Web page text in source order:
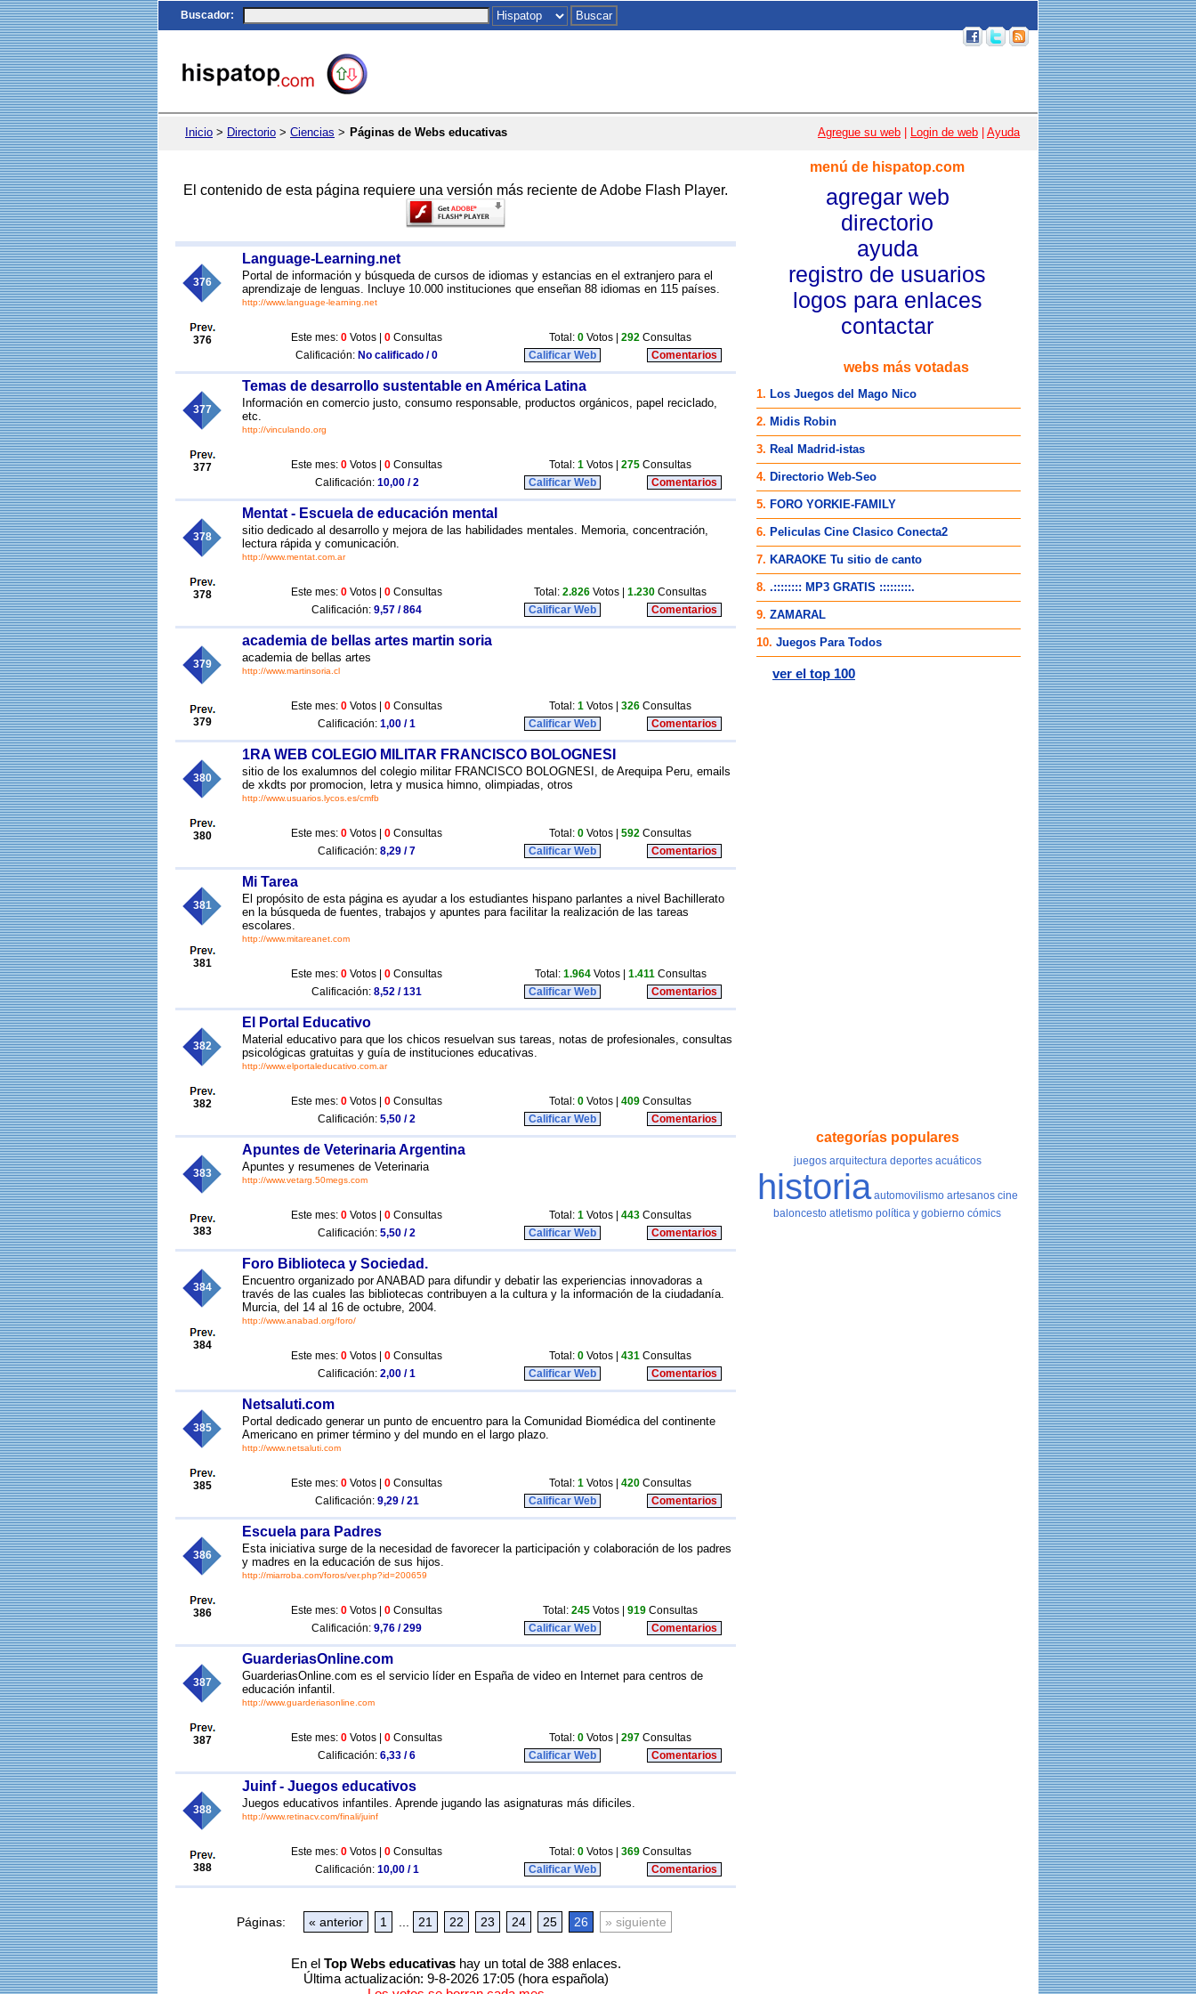
Buscador:
Inicio > Directorio > Ciencias > Páginas de Webs educativas Agregue su web Login de web Ayuda
El contenido de esta página requiere una versión más reciente de Adobe Flash Player.
376
376
Language-Learning.net
Portal de información y búsqueda de cursos de idiomas y estancias en el extranjero para el
aprendizaje de lenguas. Incluye 10.000 instituciones que enseñan 88 idiomas en 115 países.
http://www.language-learning.net
Este mes: 0 Votos | 0 Consultas Total: 0 Votos | 292 Consultas
Calificación: No calificado / 0 Calificar Web Comentarios
377
377
Temas de desarrollo sustentable en América Latina
Información en comercio justo, consumo responsable, productos orgánicos, papel reciclado,
etc.
http://vinculando.org
Este mes: 0 Votos | 0 Consultas Total: 1 Votos | 275 Consultas
Calificación: 10,00 / 2 Calificar Web Comentarios
378
378
Mentat - Escuela de educación mental
sitio dedicado al desarrollo y mejora de las habilidades mentales. Memoria, concentración,
lectura rápida y comunicación.
http://www.mentat.com.ar
Este mes: 0 Votos | 0 Consultas Total: 2.826 Votos | 1.230 Consultas
Calificación: 9,57 / 864 Calificar Web Comentarios
379
379
academia de bellas artes martin soria
academia de bellas artes
http://www.martinsoria.cl
Este mes: 0 Votos | 0 Consultas Total: 1 Votos | 326 Consultas
Calificación: 1,00 / 1 Calificar Web Comentarios
380
380
1RA WEB COLEGIO MILITAR FRANCISCO BOLOGNESI
sitio de los exalumnos del colegio militar FRANCISCO BOLOGNESI, de Arequipa Peru, emails
de xkdts por promocion, letra y musica himno, olimpiadas, otros
http://www.usuarios.lycos.es/cmfb
Este mes: 0 Votos | 0 Consultas Total: 0 Votos | 592 Consultas
Calificación: 8,29 / 7 Calificar Web Comentarios
381
381
Mi Tarea
El propósito de esta página es ayudar a los estudiantes hispano parlantes a nivel Bachillerato
en la búsqueda de fuentes, trabajos y apuntes para facilitar la realización de las tareas
escolares.
http://www.mitareanet.com
Este mes: 0 Votos | 0 Consultas Total: 1.964Votos | 1.411Consultas
Calificación: 8,52 / 131 Calificar Web Comentarios
382
382
El Portal Educativo
Material educativo para que los chicos resuelvan sus tareas, notas de profesionales, consultas
psicológicas gratuitas y guía de instituciones educativas.
http://www.elportaleducativo.com.ar
Este mes: 0 Votos | 0 Consultas Total: 0 Votos | 409 Consultas
Calificación: 5,50 / 2 Calificar Web Comentarios
383
383
Apuntes de Veterinaria Argentina
Apuntes y resumenes de Veterinaria
http://www.vetarg.50megs.com
Este mes: 0 Votos | 0 Consultas Total: 1 Votos | 443 Consultas
Calificación: 5,50 / 2 Calificar Web Comentarios
384
384
Foro Biblioteca y Sociedad.
Encuentro organizado por ANABAD para difundir y debatir las experiencias innovadoras a
través de las cuales las bibliotecas contribuyen a la cultura y la información de la ciudadanía.
Murcia, del 14 al 16 de octubre, 2004.
http://www.anabad.org/foro/
Este mes: 0 Votos | 0 Consultas Total: 0 Votos | 431 Consultas
Calificación: 2,00 / 1 Calificar Web Comentarios
385
385
Netsaluti.com
Portal dedicado generar un punto de encuentro para la Comunidad Biomédica del continente
Americano en primer término y del mundo en el largo plazo.
http://www.netsaluti.com
Este mes: 0 Votos | 0 Consultas Total: 1 Votos | 420 Consultas
Calificación: 9,29 / 21 Calificar Web Comentarios
386
386
Escuela para Padres
Esta iniciativa surge de la necesidad de favorecer la participación y colaboración de los padres
y madres en la educación de sus hijos.
http://miarroba.com/foros/ver.php?id=200659
Este mes: 0 Votos | 0 Consultas Total: 245 Votos | 919 Consultas
Calificación: 9,76 / 299 Calificar Web Comentarios
387
387
GuarderiasOnline.com
GuarderiasOnline.com es el servicio líder en España de video en Internet para centros de
educación infantil.
http://www.guarderiasonline.com
Este mes: 0 Votos | 0 Consultas Total: 0 Votos | 297 Consultas
Calificación: 6,33 / 6 Calificar Web Comentarios
388
388
Juinf - Juegos educativos
Juegos educativos infantiles. Aprende jugando las asignaturas más dificiles.
http://www.retinacv.com/finali/juinf
Este mes: 0 Votos | 0 Consultas Total: 0 Votos | 369 Consultas
Calificación: 10,00 / 1 Calificar Web Comentarios
Páginas: « anterior 1 21 22 23 24 25 26 » siguiente
En el Top Webs educativashay un total de 388 enlaces.
Última actualización: 9-8-2026 17:05 (hora española)